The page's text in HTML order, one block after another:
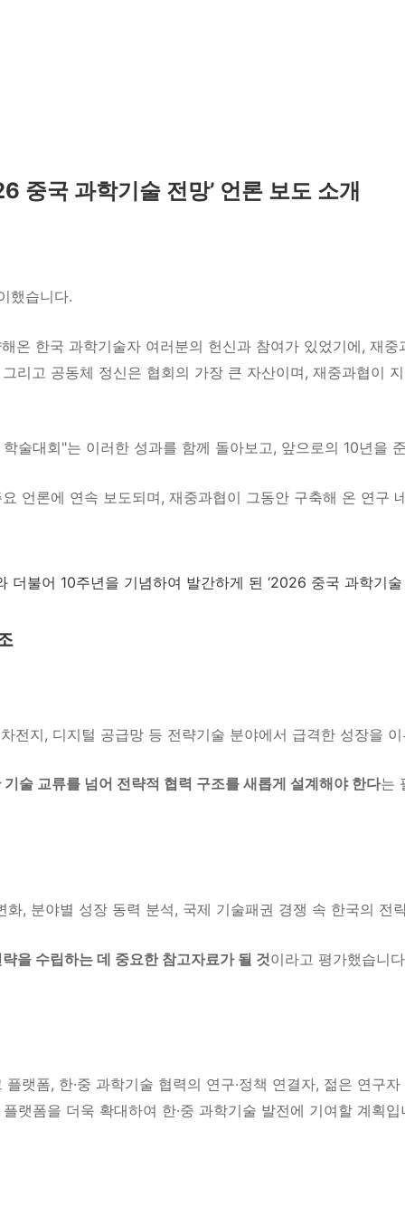
중국 과학기술 전망’ 언론 보도 소개
했습니다.
온 한국 과학기술자 여러분의 헌신과 참여가 있었기에, 재
리고 공동체 정신은 협회의 가장 큰 자산이며, 재중과협이
술대회"는 이러한 성과를 함께 돌아보고, 앞으로의 10년을
언론에 연속 보도되며, 재중과협이 그동안 구축해 온 연구
불어 10주년을 기념하여 발간하게 된 ‘2026 중국 과학기
전지, 디지털 공급망 등 전략기술 분야에서 급격한 성장을
술 교류를 넘어 전략적 협력 구조를 새롭게 설계해야 한다는
화, 분야별 성장 동력 분석, 국제 기술패권 경쟁 속 한국의 전
을 수립하는 데 중요한 참고자료가 될 것이라고 평가했습니
플랫폼, 한·중 과학기술 협력의 연구·정책 연결자, 젊은 연구
랫폼을 더욱 확대하여 한·중 과학기술 발전에 기여할 계획입